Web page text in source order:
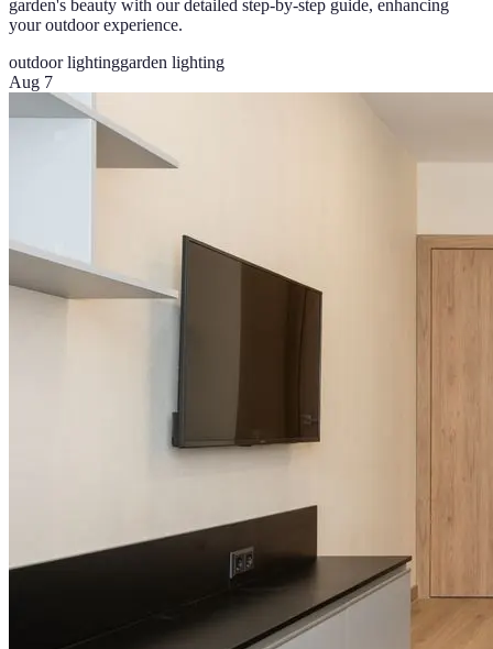
garden's beauty with our detailed step-by-step guide, enhancing
your outdoor experience.
outdoor lightinggarden lighting
Aug 7